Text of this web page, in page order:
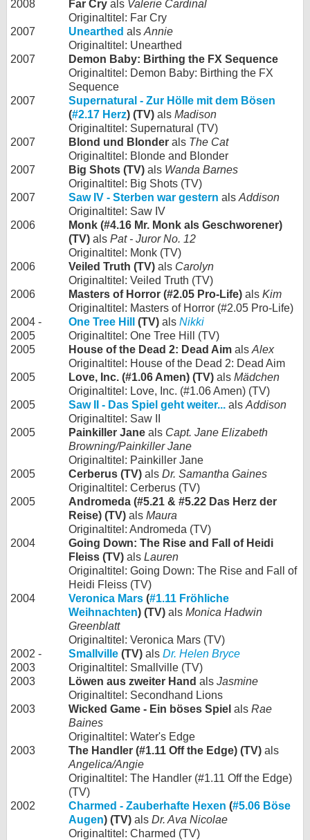
2008 Far Cry als Valerie Cardinal
Originaltitel: Far Cry
2007
Unearthed als Annie
Originaltitel: Unearthed
2007
Demon Baby: Birthing the FX Sequence
Originaltitel: Demon Baby: Birthing the FX
Sequence
2007
Supernatural - Zur Hölle mit dem Bösen
(#2.17 Herz) (TV) als Madison
Originaltitel: Supernatural (TV)
2007
Blond und Blonder als The Cat
Originaltitel: Blonde and Blonder
2007
Big Shots (TV) als Wanda Barnes
Originaltitel: Big Shots (TV)
2007
Saw IV - Sterben war gestern als Addison
Originaltitel: Saw IV
2006
Monk (#4.16 Mr. Monk als Geschworener)
(TV) als Pat - Juror No. 12
Originaltitel: Monk (TV)
2006
Veiled Truth (TV) als Carolyn
Originaltitel: Veiled Truth (TV)
2006
Masters of Horror (#2.05 Pro-Life) als Kim
Originaltitel: Masters of Horror (#2.05 Pro-Life)
2004 -
2005
One Tree Hill (TV) als Nikki
Originaltitel: One Tree Hill (TV)
2005
House of the Dead 2: Dead Aim als Alex
Originaltitel: House of the Dead 2: Dead Aim
2005
Love, Inc. (#1.06 Amen) (TV) als Mädchen
Originaltitel: Love, Inc. (#1.06 Amen) (TV)
2005
Saw II - Das Spiel geht weiter... als Addison
Originaltitel: Saw II
2005
Painkiller Jane als Capt. Jane Elizabeth
Browning/Painkiller Jane
Originaltitel: Painkiller Jane
2005
Cerberus (TV) als Dr. Samantha Gaines
Originaltitel: Cerberus (TV)
2005
Andromeda (#5.21 & #5.22 Das Herz der
Reise) (TV) als Maura
Originaltitel: Andromeda (TV)
2004
Going Down: The Rise and Fall of Heidi
Fleiss (TV) als Lauren
Originaltitel: Going Down: The Rise and Fall of
Heidi Fleiss (TV)
2004
Veronica Mars (#1.11 Fröhliche
Weihnachten) (TV) als Monica Hadwin
Greenblatt
Originaltitel: Veronica Mars (TV)
2002 -
2003
Smallville (TV) als Dr. Helen Bryce
Originaltitel: Smallville (TV)
2003
Löwen aus zweiter Hand als Jasmine
Originaltitel: Secondhand Lions
2003
Wicked Game - Ein böses Spiel als Rae
Baines
Originaltitel: Water's Edge
2003
The Handler (#1.11 Off the Edge) (TV) als
Angelica/Angie
Originaltitel: The Handler (#1.11 Off the Edge)
(TV)
2002
Charmed - Zauberhafte Hexen (#5.06 Böse
Augen) (TV) als Dr. Ava Nicolae
Originaltitel: Charmed (TV)